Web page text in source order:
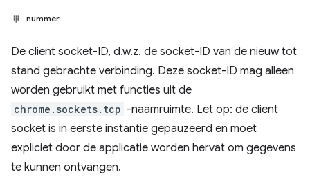
nummer
De client socket-ID, d.w.z. de socket-ID van de nieuw tot
stand gebrachte verbinding. Deze socket-ID mag alleen
worden gebruikt met functies uit de
chrome.sockets.tcp -naamruimte. Let op: de client
socket is in eerste instantie gepauzeerd en moet
expliciet door de applicatie worden hervat om gegevens
te kunnen ontvangen.